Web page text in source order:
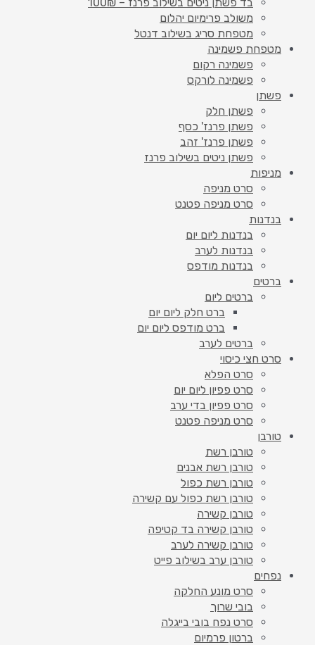
משולב פרימיום יהלום
מטפחת סריג בשילוב דנטל
מטפחת פשמינה
פשמינה רקום
פשמינה לורקס
פשתן
פשתן חלק
פשתן פרנז' כסף
פשתן פרנז' זהב
פשתן ניטים בשילוב פרנז
מניפות
סרט מניפה
סרט מניפה פטנט
בנדנות
בנדנות ליום יום
בנדנות לערב
בנדנות מודפס
ברטים
ברטים ליום
ברט חלק ליום יום
ברט מודפס ליום יום
ברטים לערב
סרט חצי כיסוי
סרט הפלא
סרט פפיון ליום יום
סרט פפיון בדי ערב
סרט מניפה פטנט
טורבן
טורבן רשת
טורבן רשת אבנים
טורבן רשת כפול
טורבן רשת כפול עם קשירה
טורבן קשירה
טורבן קשירה בד קטיפה
טורבן קשירה לערב
טורבן ערב בשילוב פייט
נפחים
סרט מונע החלקה
בובי שרוך
סרט נפח בובי בייגלה
ברטון פרמיום